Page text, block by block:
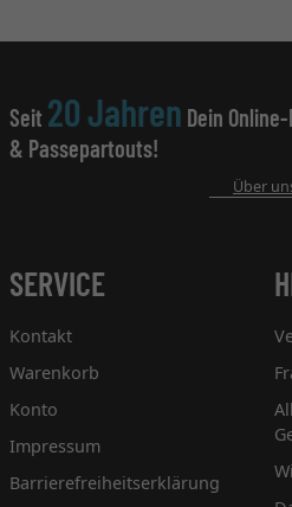
Seit 20 Jahren Dein
& Passepartouts!
Über
SERVICE
Kontakt
Warenkorb
Konto
Impressum
Barrierefreiheitserklärung